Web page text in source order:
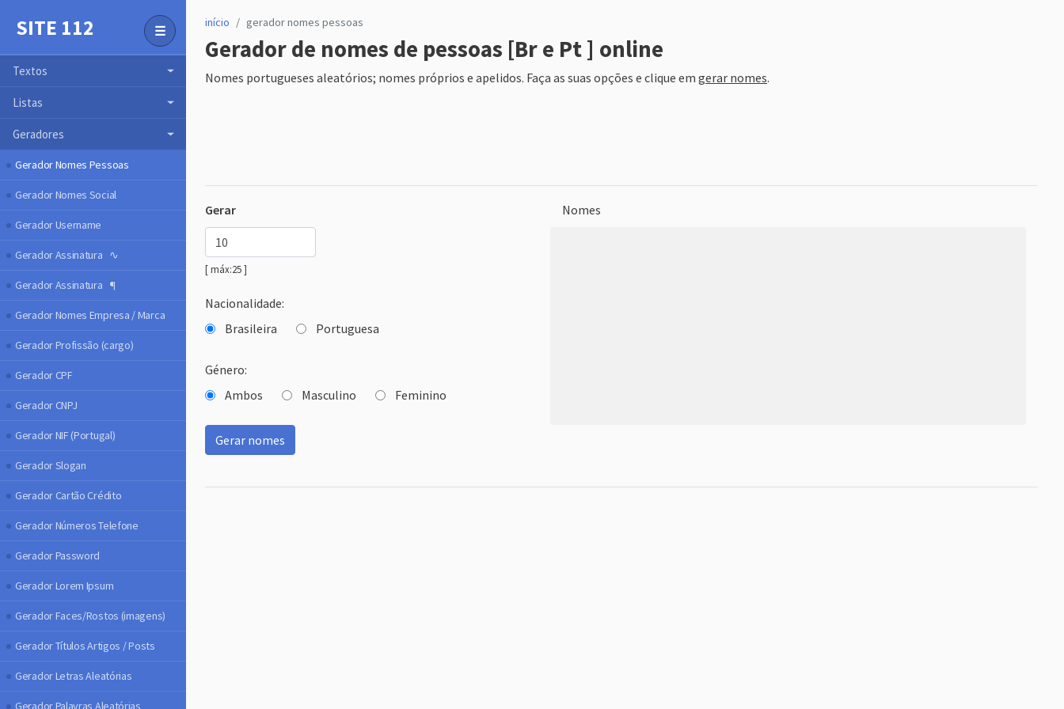
☰
Toggle Menu
SITE 112
Textos
Listas
Geradores
Gerador Nomes Pessoas
Gerador Nomes Social
Gerador Username
Gerador Assinatura ∿
Gerador Assinatura ¶
Gerador Nomes Empresa / Marca
Gerador Profissão (cargo)
Gerador CPF
Gerador CNPJ
Gerador NIF (Portugal)
Gerador Slogan
Gerador Cartão Crédito
Gerador Números Telefone
Gerador Password
Gerador Lorem Ipsum
Gerador Faces/Rostos (imagens)
Gerador Títulos Artigos / Posts
Gerador Letras Aleatórias
Gerador Palavras Aleatórias
início gerador nomes pessoas
Gerador de nomes de pessoas [Br e Pt ] online
Nomes portugueses aleatórios; nomes próprios e apelidos. Faça as suas opções e clique em gerar nomes.
Gerar
[ máx:25 ]
Nacionalidade:
Brasileira
Portuguesa
Género:
Ambos
Masculino Feminino
Gerar nomes
Nomes